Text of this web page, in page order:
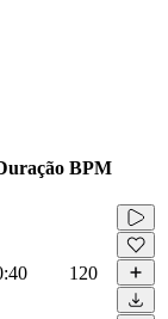
BPM
120